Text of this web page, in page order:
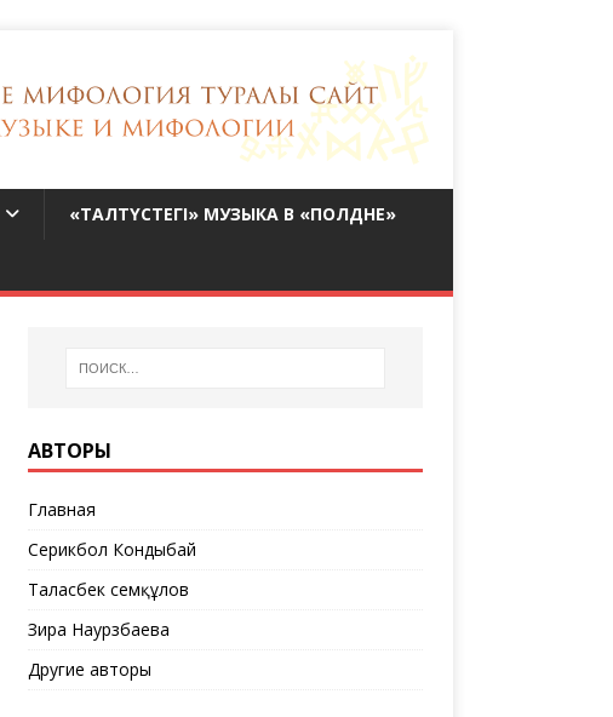
«ТАЛТҮСТЕГІ» МУЗЫКА В «ПОЛДНЕ»
АВТОРЫ
Главная
Серикбол Кондыбай
Таласбек Әсемқұлов
Зира Наурзбаева
Другие авторы